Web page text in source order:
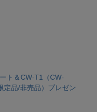
ト＆CW-T1（CW-
品/非売品）プレゼン